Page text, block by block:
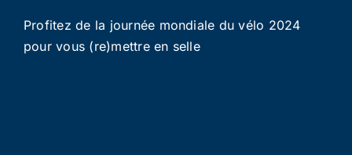
Profitez de la journée mondiale du vélo 2024
pour vous (re)mettre en selle